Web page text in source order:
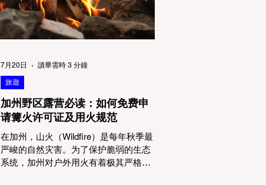
园 (National Parks) & 州立公园 (State
Parks) 政策基调： 优先保护原始生态与
野生动物。 实际规定： 在优胜美地、红
草甸
加州野区露营必读：如何免费申
请篝火许可证及用火规范
在加州，山火（Wildfire）是每年秋季最
严峻的自然灾害。为了保护脆弱的生态
系统，加州对户外用火有着极其严格的
旅遊
7月20日 讀畢需時 3 分鐘